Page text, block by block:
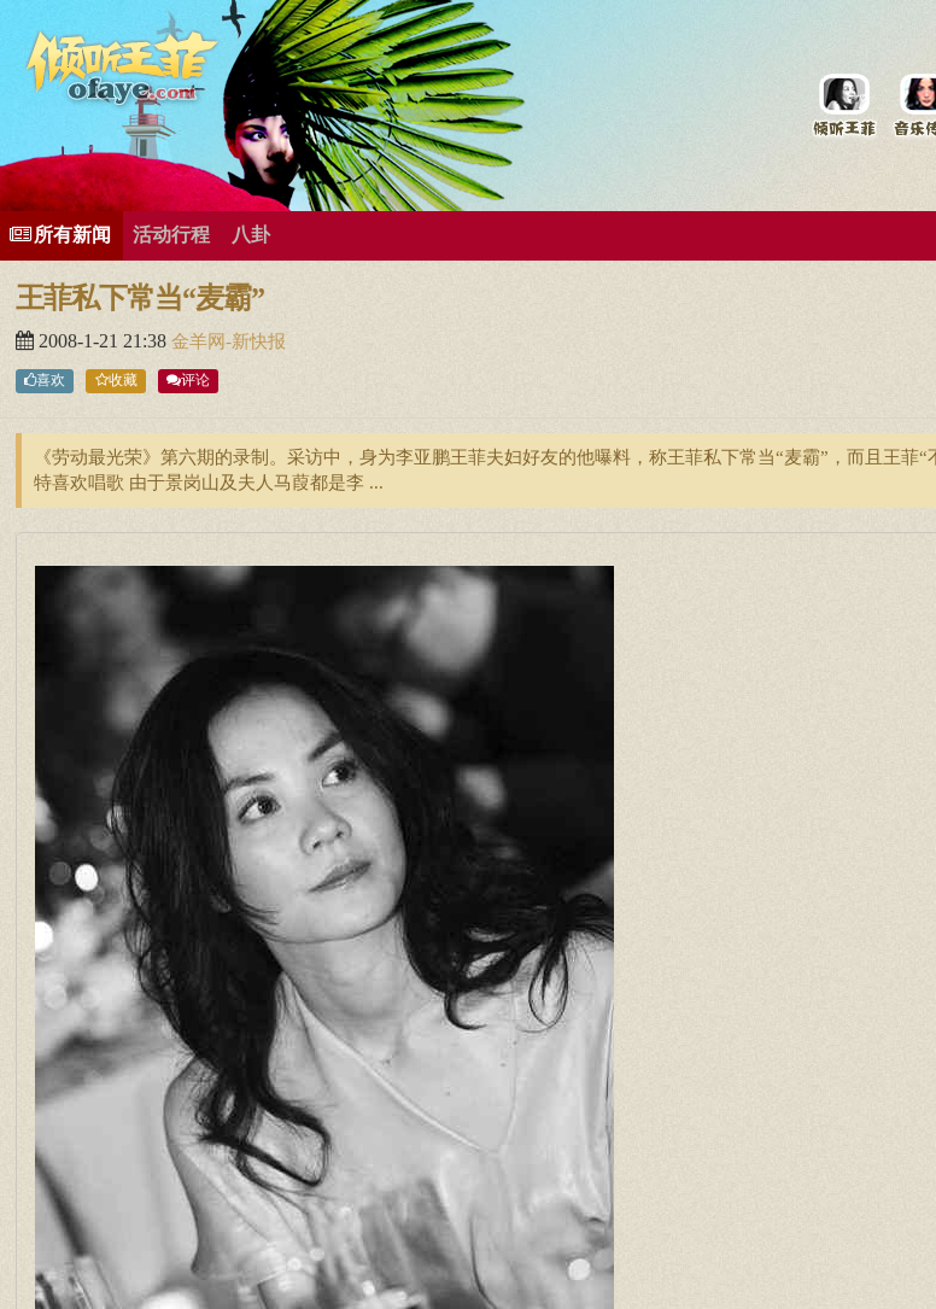
有歌曲专辑
王菲新闻王菲的精美图片王菲精彩视频王菲论坛给王菲留言用户中心王菲资料档案
所有新闻 活动行程 八卦
王菲私下常当“麦霸”
2008-1-21 21:38 金羊网-新快报
喜欢 收藏 评论
《劳动最光荣》第六期的录制。采访中，身为李亚鹏王菲夫妇好友的他曝料，称王菲私下常当“麦霸”，而且王菲
特喜欢唱歌 由于景岗山及夫人马葭都是李 ...